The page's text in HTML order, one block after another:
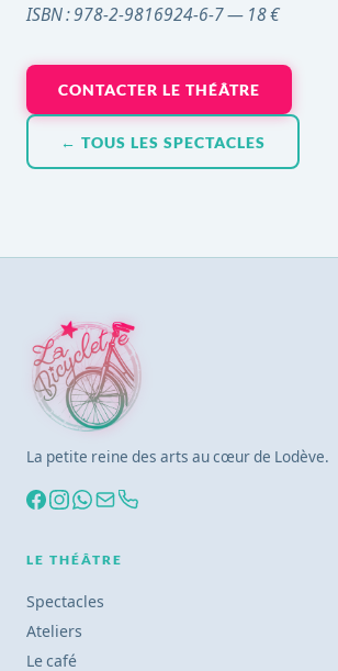
ISBN : 978-2-9816924-6-7 — 18 €
CONTACTER LE THÉÂTRE
← TOUS LES SPECTACLES
La petite reine des arts au cœur de Lodève.
LE THÉÂTRE
Spectacles
Ateliers
Le café